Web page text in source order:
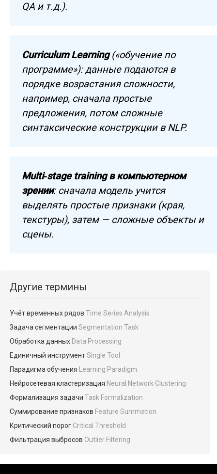
QA и т. д.).
Curriculum Learning(«обучение по
программе»): данные подаются в
порядке возрастания сложности,
например, сначала простые
предложения, потом сложные
синтаксические конструкции в NLP.
Multi‑stage training в компьютерном
зрении: сначала модель учится
выделять простые признаки (края,
текстуры), затем — сложные объекты и
сцены.
Другие термины
Учёт временных рядов Time Series Analysis
Задача сегментации Segmentation Task
Обработка данных Data Processing
Единичный инструментSingle Tool
Парадигма обучения
Learning Paradigm
Нейросетевая кластеризация Neural Network Clustering
Формализация задачи Task Formalization
Суммирование признаков Feature Summation
Критический порог Critical Threshold
Фильтрация выбросов Outlier Filtering